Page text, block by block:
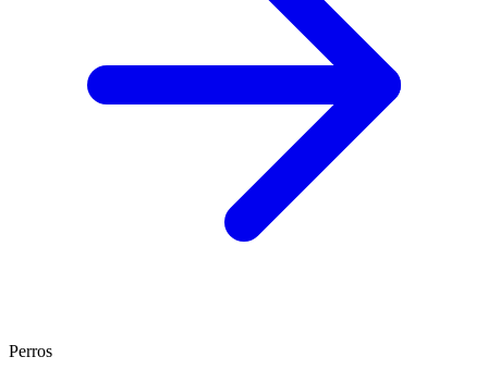
Perros